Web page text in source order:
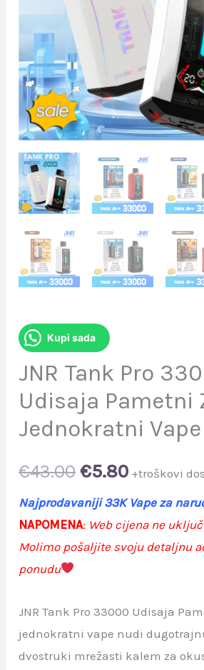
Kupi sada
JNR Tank Pro
Udisaja Pametni
Jednokratni Vape
€43.00 Original
price
was:
€5.80Current
price
is:
+troškovi
Najprodavaniji 33K Vape za
NAPOMENA: Web cijena ne
Molimo pošaljite svoju detaljnu
ponudu
JNR Tank Pro 33000 Udisaja
jednokratni vape nudi
dvostruki mrežasti kalem za